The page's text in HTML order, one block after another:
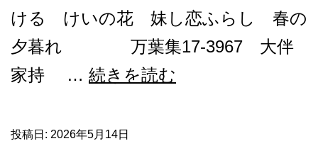
ける けいの花 妹し恋ふらし 春の
夕暮れ 万葉集17-3967 大伴
家持 … 続きを読む
投稿日: 2026年5月14日